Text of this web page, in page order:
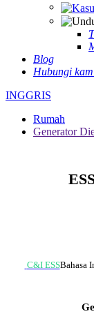
Blog
Hubungi
INGGRIS
Rumah
Generator
C&I ESSBahasa